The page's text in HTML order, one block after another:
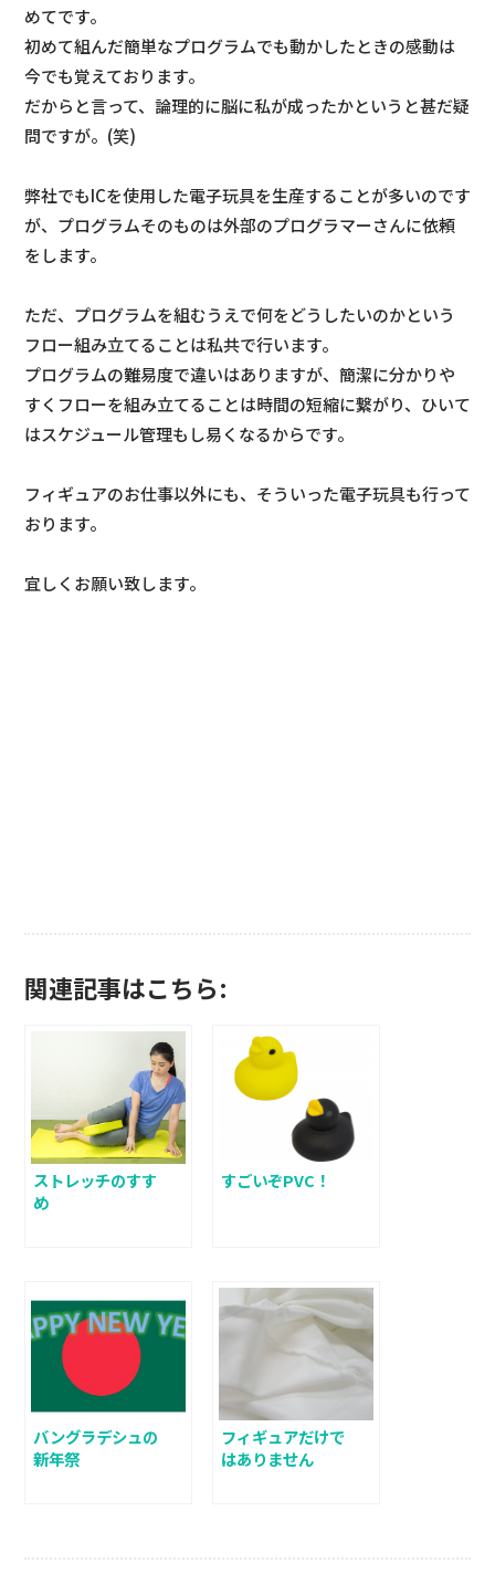
めてです。
初めて組んだ簡単なプログラムでも動かしたときの感動は
今でも覚えております。
だからと言って、論理的に脳に私が成ったかというと甚だ疑
問ですが。(笑)
弊社でもICを使用した電子玩具を生産することが多いのです
が、プログラムそのものは外部のプログラマーさんに依頼
をします。
ただ、プログラムを組むうえで何をどうしたいのかという
フロー組み立てることは私共で行います。
プログラムの難易度で違いはありますが、簡潔に分かりや
すくフローを組み立てることは時間の短縮に繋がり、ひいて
はスケジュール管理もし易くなるからです。
フィギュアのお仕事以外にも、そういった電子玩具も行って
おります。
宜しくお願い致します。
関連記事はこちら:
ストレッチのすす
め
すごいぞPVC！
バングラデシュの
新年祭
フィギュアだけで
はありません